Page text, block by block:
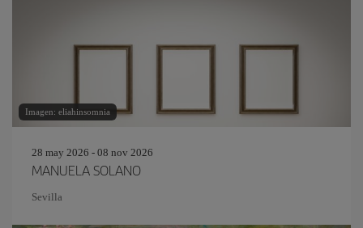
Imagen: eliahinsomnia
28 may 2026 - 08 nov 2026
MANUELA SOLANO
Sevilla